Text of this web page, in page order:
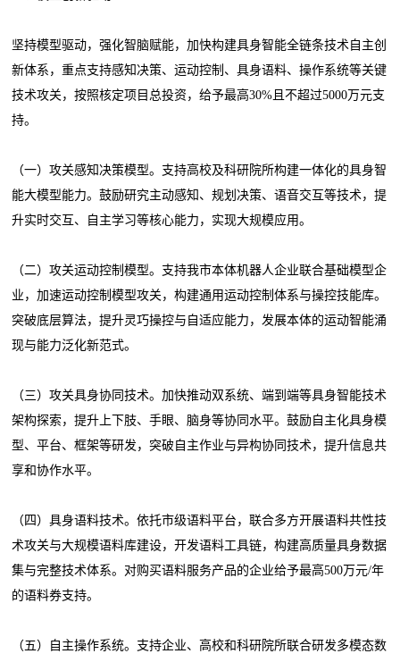
坚持模型驱动，强化智脑赋能，加快构建具身智能全链条技术自主创
新体系，重点支持感知决策、运动控制、具身语料、操作系统等关键
技术攻关，按照核定项目总投资，给予最高30%且不超过5000万元支
持。
（一）攻关感知决策模型。支持高校及科研院所构建一体化的具身智
能大模型能力。鼓励研究主动感知、规划决策、语音交互等技术，提
升实时交互、自主学习等核心能力，实现大规模应用。
（二）攻关运动控制模型。支持我市本体机器人企业联合基础模型企
业，加速运动控制模型攻关，构建通用运动控制体系与操控技能库。
突破底层算法，提升灵巧操控与自适应能力，发展本体的运动智能涌
现与能力泛化新范式。
（三）攻关具身协同技术。加快推动双系统、端到端等具身智能技术
架构探索，提升上下肢、手眼、脑身等协同水平。鼓励自主化具身模
型、平台、框架等研发，突破自主作业与异构协同技术，提升信息共
享和协作水平。
（四）具身语料技术。依托市级语料平台，联合多方开展语料共性技
术攻关与大规模语料库建设，开发语料工具链，构建高质量具身数据
集与完整技术体系。对购买语料服务产品的企业给予最高500万元/年
的语料券支持。
（五）自主操作系统。支持企业、高校和科研院所联合研发多模态数